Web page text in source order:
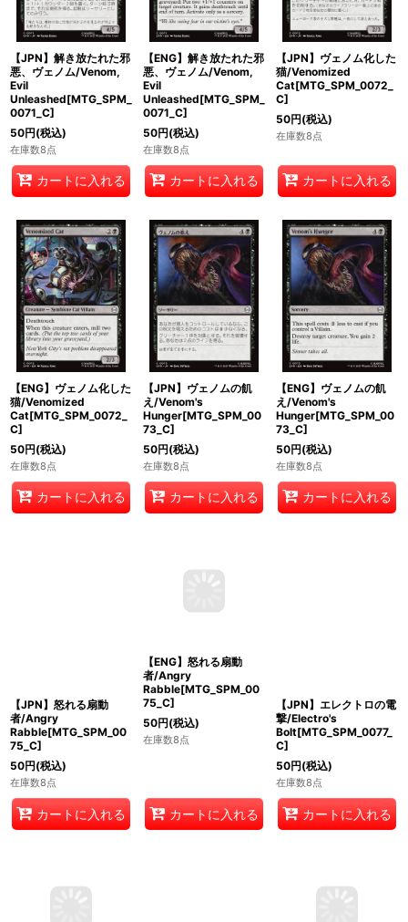
【JPN】解き放たれた邪
悪、ヴェノム/Venom,
Evil
Unleashed[MTG_SPM_
0071_C]
50円(税込)
在庫数8点
カートに入れる
【ENG】解き放たれた邪
悪、ヴェノム/Venom,
Evil
Unleashed[MTG_SPM_
0071_C]
50円(税込)
在庫数8点
カートに入れる
【JPN】ヴェノム化した
猫/Venomized
Cat[MTG_SPM_0072_
C]
50円(税込)
在庫数8点
カートに入れる
【ENG】ヴェノム化した
猫/Venomized
Cat[MTG_SPM_0072_
C]
50円(税込)
在庫数8点
カートに入れる
【JPN】ヴェノムの飢
え/Venom's
Hunger[MTG_SPM_00
73_C]
50円(税込)
在庫数8点
カートに入れる
【ENG】ヴェノムの飢
え/Venom's
Hunger[MTG_SPM_00
73_C]
50円(税込)
在庫数8点
カートに入れる
【JPN】怒れる扇動
者/Angry
Rabble[MTG_SPM_00
75_C]
50円(税込)
在庫数8点
カートに入れる
【ENG】怒れる扇動
者/Angry
Rabble[MTG_SPM_00
75_C]
カートに入れる
【JPN】エレクトロの電
撃/Electro's
Bolt[MTG_SPM_0077_
C]
50円(税込)
在庫数8点
カートに入れる